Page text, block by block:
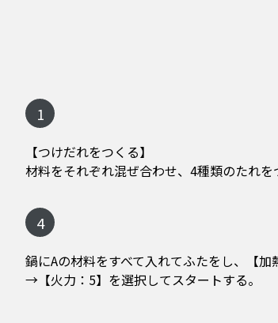
1
【つけだれをつくる】
材料をそれぞれ混ぜ合わせ、4種類のたれを
4
鍋にAの材料をすべて入れてふたをし、【加
→【火力：5】を選択してスタートする。